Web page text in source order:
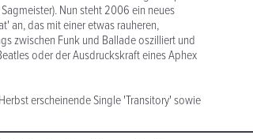
Nun steht 2006 ein neues
an, das mit einer etwas rauheren,
zwischen Funk und Ballade oszilliert und
oder der Ausdruckskraft eines Aphex
erscheinende Single 'Transitory' sowie